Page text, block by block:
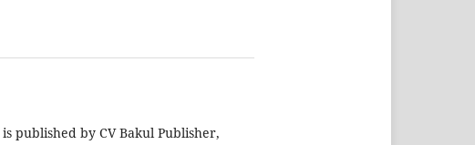
is published by CV Bakul Publisher,